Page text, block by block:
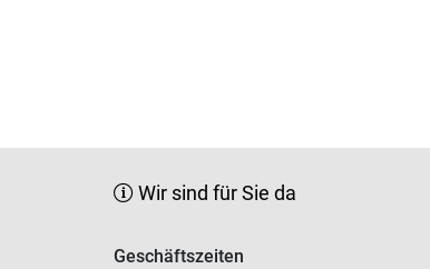
Wir sind für Sie da
Geschäftszeiten